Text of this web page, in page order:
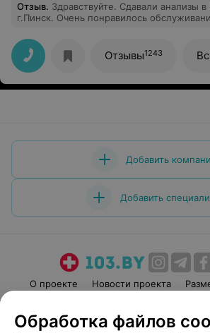
Отзыв. Здравствуйте. Сдавали анализы в
г.Пинск. Очень понравилось
персонал, все очень вежливые, умеют
детками, что очень понравилось.
быстро, хорошо то что можно самому проверить их в
личном кабинете. Поэтому рекомендую
г.Пинск
Отзывы1243
Добавить
Добавить
О проекте Новости проекта
Пользовательское соглашение
Обработка файлов